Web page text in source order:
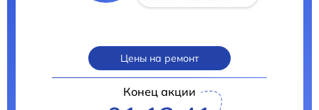
Цены на ремонт
Конец акции